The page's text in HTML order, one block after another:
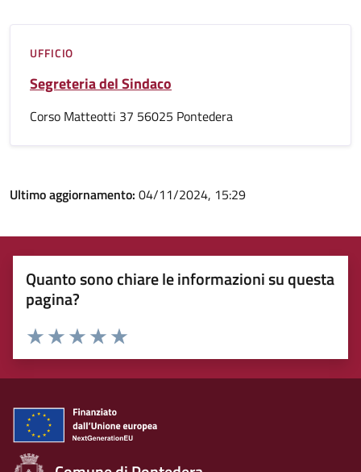
UFFICIO
Segreteria del Sindaco
Corso Matteotti 37 56025 Pontedera
Ultimo aggiornamento: 04/11/2024, 15:29
Quanto sono chiare le informazioni su questa
pagina?
Rating:
Valuta 5 stelle su 5
Valuta 4 stelle su 5
Valuta 3 stelle su 5
Valuta 2 stelle su 5
Valuta 1 stelle su 5